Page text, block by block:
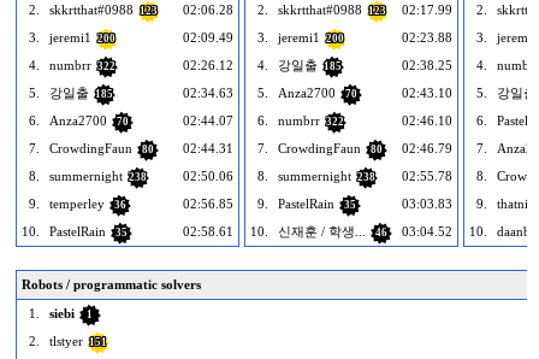
2.
skkrtthat#0988 123
02:06.28
3.
jeremi1 200
02:09.49
4.
numbrr 322
02:26.12
5.
강일출 185
02:34.63
6.
Anza2700 70
02:44.07
7.
CrowdingFaun 80
02:44.31
8.
summernight 238
02:50.06
9.
temperley 36
02:56.85
10.
PastelRain 35 02:58.61
2.
skkrtthat#0988 123
02:17.99
3.
jeremi1 200
02:23.88
4.
강일출 185
02:38.25
5.
Anza2700 70
02:43.10
6.
numbrr 322
02:46.10
7.
CrowdingFaun 80
02:46.79
8.
summernight 238
02:55.78
9.
PastelRain 35
03:03.83
10.
­신재훈 / 학생... 46 03:04.52
2.
3.
jeremi1
4.
numbrr
5.
강일출
6.
7.
8.
9.
10.
daanbe
Robots / programmatic solvers
1.
siebi 1
2. tlstyer 151